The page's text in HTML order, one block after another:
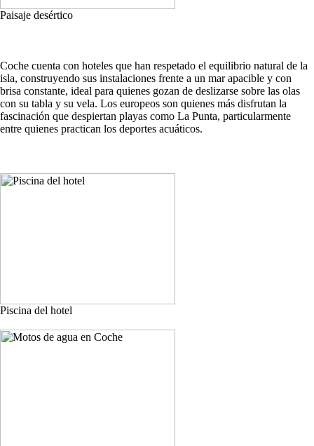
Paisaje desértico
Coche cuenta con hoteles que han respetado el equilibrio natural de la
isla, construyendo sus instalaciones frente a un mar apacible y con
brisa constante, ideal para quienes gozan de deslizarse sobre las olas
con su tabla y su vela. Los europeos son quienes más disfrutan la
fascinación que despiertan playas como La Punta, particularmente
entre quienes practican los deportes acuáticos.
Piscina del hotel